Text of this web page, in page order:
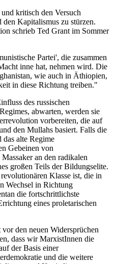
kritisch den Versuch
den Kapitalismus zu stürzen.
schrieb Ted Grant im Sommer
Partei', die zusammen
inne hat, nehmen wird. Die
wie auch in Äthiopien,
in diese Richtung treiben."
des russischen
abwarten, werden sie
vorbereiten, die auf
den Mullahs basiert. Falls die
alte Regime
Gebeinen von
an den radikalen
großen Teils der Bildungselite.
Klasse ist, die in
Wechsel in Richtung
die fortschrittlichste
eines proletarischen
den neuen Widersprüchen
dass wir MarxistInnen die
der Basis einer
und die weitere